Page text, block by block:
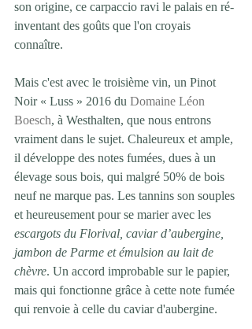
son origine, ce carpaccio ravi le palais en ré-
inventant des goûts que l'on croyais
connaître.
Mais c'est avec le troisième vin, un Pinot
Noir « Luss » 2016 du Domaine Léon
Boesch, à Westhalten, que nous entrons
vraiment dans le sujet. Chaleureux et ample,
il développe des notes fumées, dues à un
élevage sous bois, qui malgré 50% de bois
neuf ne marque pas. Les tannins son souples
et heureusement pour se marier avec les
escargots du Florival, caviar d’aubergine,
jambon de Parme et émulsion au lait de
chèvre. Un accord improbable sur le papier,
mais qui fonctionne grâce à cette note fumée
qui renvoie à celle du caviar d'aubergine.